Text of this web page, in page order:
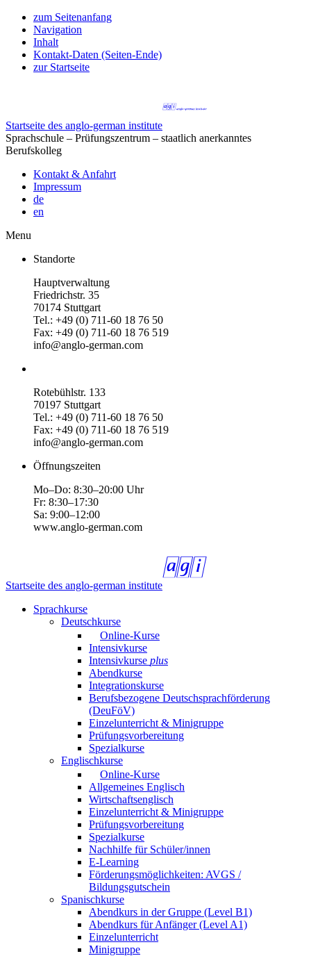
zum Seitenanfang
Navigation
Inhalt
Kontakt-Daten (Seiten-Ende)
zur Startseite
Startseite des anglo-german institute
Sprachschule – Prüfungszentrum – staatlich anerkanntes
Berufskolleg
Kontakt & Anfahrt
Impressum
de
en
Menu
Standorte
Hauptverwaltung
Friedrichstr. 35
70174 Stuttgart
Tel.: +49 (0) 711-60 18 76 50
Fax: +49 (0) 711-60 18 76 519
info@anglo-german.com
Rotebühlstr. 133
70197 Stuttgart
Tel.: +49 (0) 711-60 18 76 50
Fax: +49 (0) 711-60 18 76 519
info@anglo-german.com
Öffnungszeiten
Mo–Do: 8:30–20:00 Uhr
Fr: 8:30–17:30
Sa: 9:00–12:00
www.anglo-german.com
Startseite des anglo-german institute
Sprachkurse
Deutschkurse
Online-Kurse
Intensivkurse
Intensivkurse plus
Abendkurse
Integrationskurse
Berufsbezogene Deutschsprachförderung
(DeuFöV)
Einzelunterricht & Minigruppe
Prüfungsvorbereitung
Spezialkurse
Englischkurse
Online-Kurse
Allgemeines Englisch
Wirtschaftsenglisch
Einzelunterricht & Minigruppe
Prüfungsvorbereitung
Spezialkurse
Nachhilfe für Schüler/innen
E-Learning
Förderungsmöglichkeiten: AVGS /
Bildungsgutschein
Spanischkurse
Abendkurs in der Gruppe (Level B1)
Abendkurs für Anfänger (Level A1)
Einzelunterricht
Minigruppe